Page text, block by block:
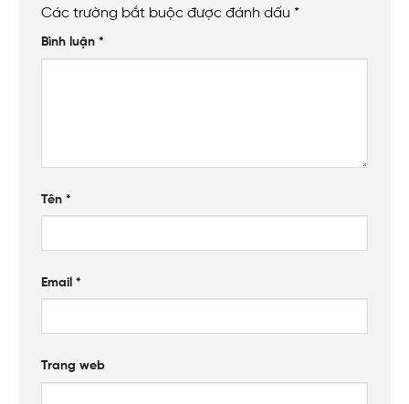
Các trường bắt buộc được đánh dấu *
Bình luận *
Tên *
Email *
Trang web